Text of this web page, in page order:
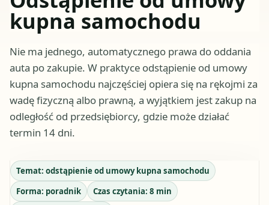
kupna samochodu
Nie ma jednego, automatycznego prawa do oddania
auta po zakupie. W praktyce odstąpienie od umowy
kupna samochodu najczęściej opiera się na rękojmi za
wadę fizyczną albo prawną, a wyjątkiem jest zakup na
odległość od przedsiębiorcy, gdzie może działać
termin 14 dni.
Temat: odstąpienie od umowy kupna samochodu
Forma: poradnik Czas czytania: 8 min